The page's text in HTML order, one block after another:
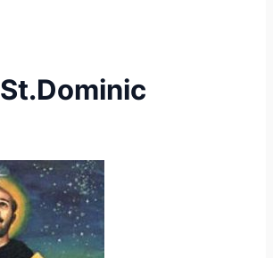
St.Dominic